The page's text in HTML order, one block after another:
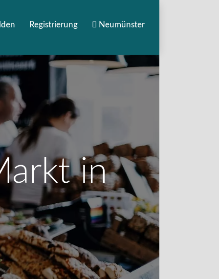
Registrierung Neumünster
in